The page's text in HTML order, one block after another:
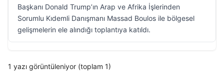
Başkanı Donald Trump’ın Arap ve Afrika İşlerinden
Sorumlu Kıdemli Danışmanı Massad Boulos ile bölgesel
gelişmelerin ele alındığı toplantıya katıldı.
1 yazı görüntüleniyor (toplam 1)